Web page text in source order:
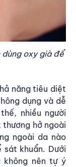
dùng oxy già để
năng tiêu diệt
dụng và dễ
nhiều người
hở ngoài
ngoài da nào
khuẩn. Dưới
nên tự ý